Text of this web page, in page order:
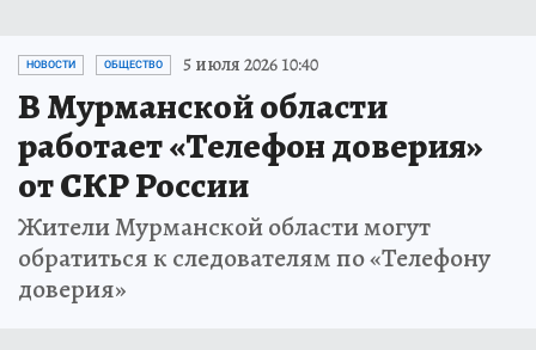
НОВОСТИ ОБЩЕСТВО 5 июля 2026 10:40
В Мурманской области
работает «Телефон доверия»
от СКР России
Жители Мурманской области могут
обратиться к следователям по «Телефону
доверия»